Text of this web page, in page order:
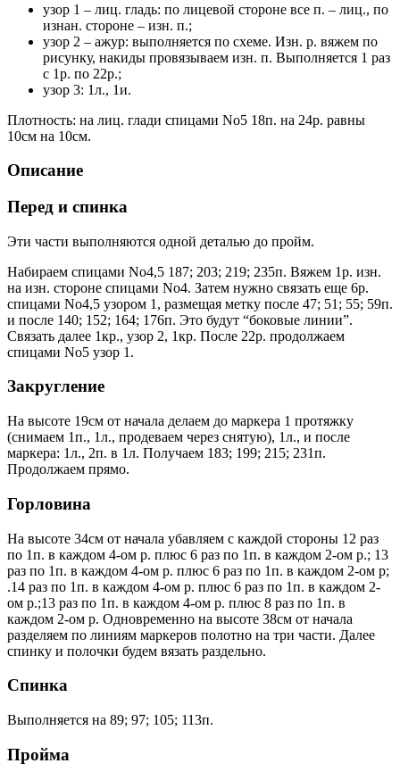
узор 1 – лиц. гладь: по лицевой стороне все п. – лиц., по
изнан. стороне – изн. п.;
узор 2 – ажур: выполняется по схеме. Изн. р. вяжем по
рисунку, накиды провязываем изн. п. Выполняется 1 раз
с 1р. по 22р.;
узор 3: 1л., 1и.
Плотность: на лиц. глади спицами No5 18п. на 24р. равны
10см на 10см.
Описание
Перед и спинка
Эти части выполняются одной деталью до пройм.
Набираем спицами No4,5 187; 203; 219; 235п. Вяжем 1р. изн.
на изн. стороне спицами No4. Затем нужно связать еще 6р.
спицами No4,5 узором 1, размещая метку после 47; 51; 55; 59п.
и после 140; 152; 164; 176п. Это будут “боковые линии”.
Связать далее 1кр., узор 2, 1кр. После 22р. продолжаем
спицами No5 узор 1.
Закругление
На высоте 19см от начала делаем до маркера 1 протяжку
(снимаем 1п., 1л., продеваем через снятую), 1л., и после
маркера: 1л., 2п. в 1л. Получаем 183; 199; 215; 231п.
Продолжаем прямо.
Горловина
На высоте 34см от начала убавляем с каждой стороны 12 раз
по 1п. в каждом 4-ом р. плюс 6 раз по 1п. в каждом 2-ом р.; 13
раз по 1п. в каждом 4-ом р. плюс 6 раз по 1п. в каждом 2-ом р;
.14 раз по 1п. в каждом 4-ом р. плюс 6 раз по 1п. в каждом 2-
ом р.;13 раз по 1п. в каждом 4-ом р. плюс 8 раз по 1п. в
каждом 2-ом р. Одновременно на высоте 38см от начала
разделяем по линиям маркеров полотно на три части. Далее
спинку и полочки будем вязать раздельно.
Спинка
Выполняется на 89; 97; 105; 113п.
Пройма